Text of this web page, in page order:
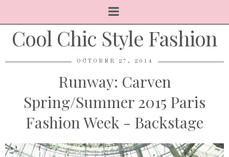
Cool Chic Style Fashion
OCTOBER 27, 2014
Runway: Carven
Spring/Summer 2015 Paris
Fashion Week - Backstage